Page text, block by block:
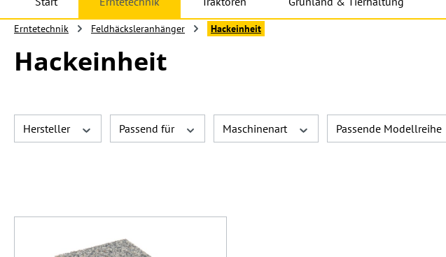
Erntetechnik Feldhäcksleranhänger Hackeinheit
Hackeinheit
Hersteller Passend für Maschinenart Passende Modellreihe